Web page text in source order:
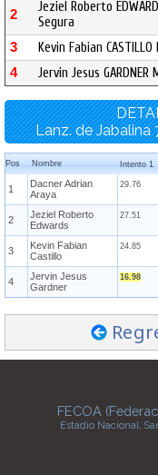
2
Jeziel Roberto
Segura
3 Kevin Fabian CASTILLO
4 Jervin Jesus GARDNER
Lanz. de Jabalina
Pos Nombre Intento 1
1
Dacner Adrian
Araya
29.76
2
Jeziel Roberto
Edwards
27.51
3
Kevin Fabian
Castillo
24.85
4
Jervin Jesus
Gardner
16.98
FECOA
Estadio Nacional,